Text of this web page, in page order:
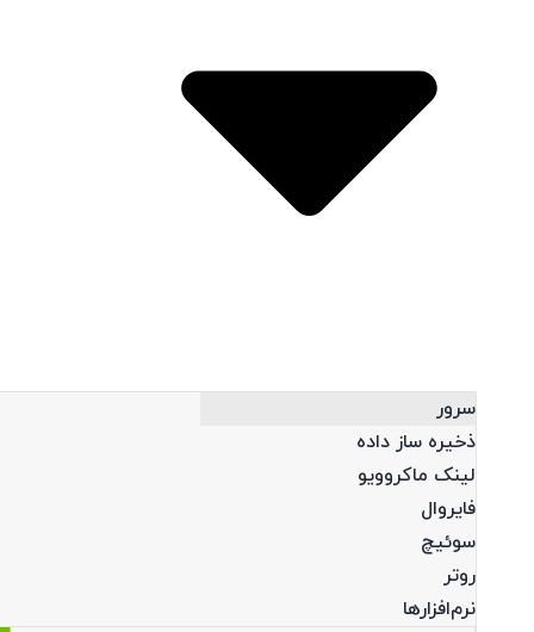
سرور
ذخیره ساز داده
لینک ماکروویو
فایروال
سوئیچ
روتر
نرم‌افزارها